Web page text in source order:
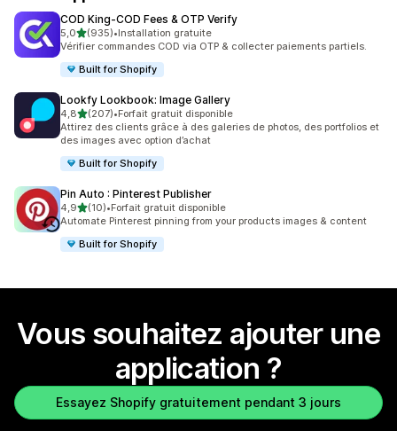
COD King‑COD Fees & OTP Verify
5,0étoile(s) sur 5
(935)
935 avis au total
•Installation gratuite
Vérifier commandes COD via OTP & collecter paiements partiels.
Built for Shopify
Lookfy Lookbook: Image Gallery
4,8étoile(s) sur 5
(207)
207 avis au total
•Forfait gratuit disponible
Attirez des clients grâce à des galeries de photos, des portfolios et
des images avec option d’achat
Built for Shopify
Pin Auto : Pinterest Publisher
4,9étoile(s) sur 5
(10)
10 avis au total
•Forfait gratuit disponible
Automate Pinterest pinning from your products images & content
Built for Shopify
Vous souhaitez ajouter une
application ?
Essayez Shopify gratuitement pendant 3 jours